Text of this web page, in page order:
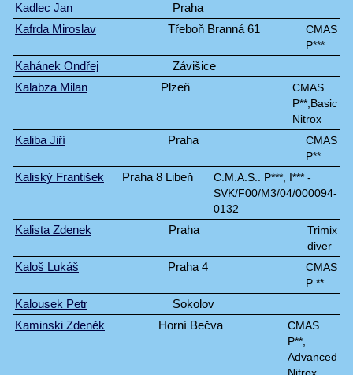
Kadlec Jan
Praha
Kafrda Miroslav
Třeboň Branná 61
CMAS
P***
Kahánek Ondřej
Závišice
Kalabza Milan
Plzeň
CMAS
P**,Basic
Nitrox
Kaliba Jiří Praha
CMAS
P**
Kaliský František Praha 8 Libeň
C.M.A.S.: P***, I*** -
SVK/F00/M3/04/000094-
0132
Kalista Zdenek Praha
Trimix
diver
Kaloš Lukáš Praha 4
CMAS
P **
Kalousek Petr
Sokolov
Kaminski Zdeněk
Horní Bečva
CMAS
P**,
Advanced